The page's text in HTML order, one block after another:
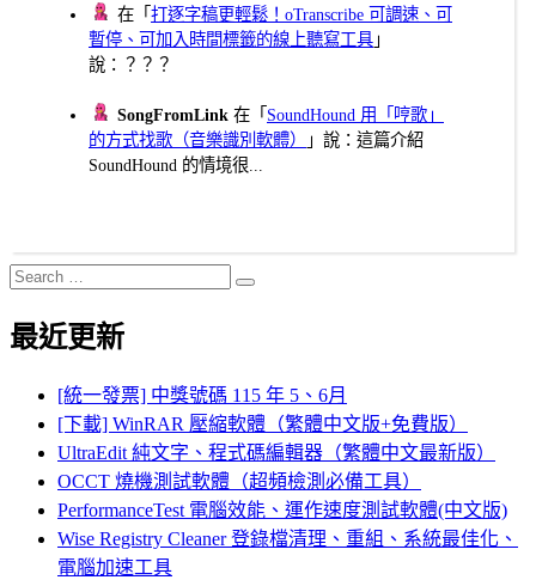
在「打逐字稿更輕鬆！oTranscribe 可調速、可
暫停、可加入時間標籤的線上聽寫工具 」
說：？？？
SongFromLink 在「 SoundHound 用「哼歌」
的方式找歌（音樂識別軟體）
」說：這篇介紹
SoundHound 的情境很...
Search
for:
Search
最近更新
[統一發票] 中獎號碼 115 年 5、6月
[下載] WinRAR 壓縮軟體（繁體中文版+免費版）
UltraEdit 純文字、程式碼編輯器（繁體中文最新版）
OCCT 燒機測試軟體（超頻檢測必備工具）
PerformanceTest 電腦效能、運作速度測試軟體(中文版)
Wise Registry Cleaner 登錄檔清理、重組、系統最佳化、
電腦加速工具